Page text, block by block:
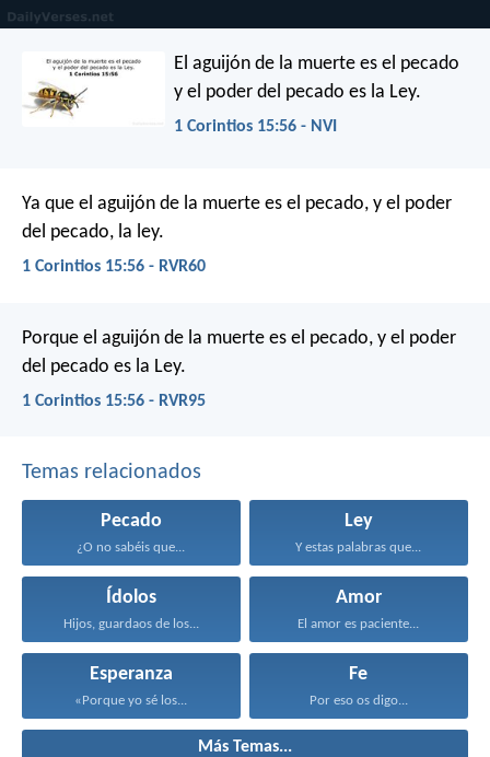
El aguijón de la muerte es el pecado
y el poder del pecado es la Ley.
1 Corintios 15:56 - NVI
Ya que el aguijón de la muerte es el pecado, y el poder
del pecado, la ley.
1 Corintios 15:56 - RVR60
Porque el aguijón de la muerte es el pecado, y el poder
del pecado es la Ley.
1 Corintios 15:56 - RVR95
Temas relacionados
Pecado
¿O no sabéis que...
Ley
Y estas palabras que...
Ídolos
Hijos, guardaos de los...
Amor
El amor es paciente...
Esperanza
«Porque yo sé los...
Fe
Por eso os digo...
Más Temas...